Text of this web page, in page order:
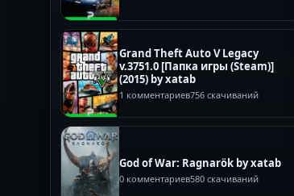
Grand Theft Auto V Legacy
v.3751.0 [Папка игры (Steam)]
(2015) by xatab
1 комментариев756 скачиваний
God of War: Ragnarök by xatab
0 комментариев580 скачиваний